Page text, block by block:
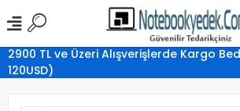
2900 TL ve Üzeri Alışverişlerde Kargo
120USD)